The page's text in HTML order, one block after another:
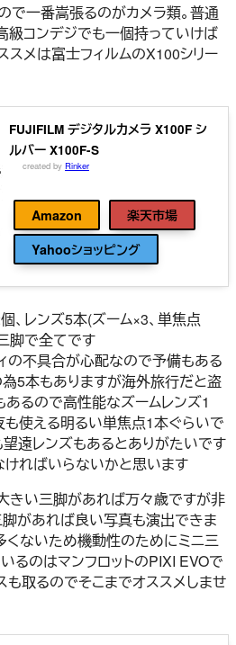
で一番嵩張るのがカメラ類。普通
級コンデジでも一個持っていけば
スメは富士フィルムのX100シリー
FUJIFILM デジタルカメラ X100F シ
ルバー X100F-S
created by Rinker
Amazon
楽天市場
Yahooショッピング
、レンズ5本(ズーム×3、単焦点
脚で全てです
の不具合が心配なので予備もある
5本もありますが海外旅行だと盗
るので高性能なズームレンズ1
使える明るい単焦点1本ぐらいで
遠レンズもあるとありがたいです
ければいらないかと思います
きい三脚があれば万々歳ですが非
脚があれば良い写真も演出できま
くないため機動性のためにミニ三
るのはマンフロットのPIXI EVOで
取るのでそこまでオススメしませ